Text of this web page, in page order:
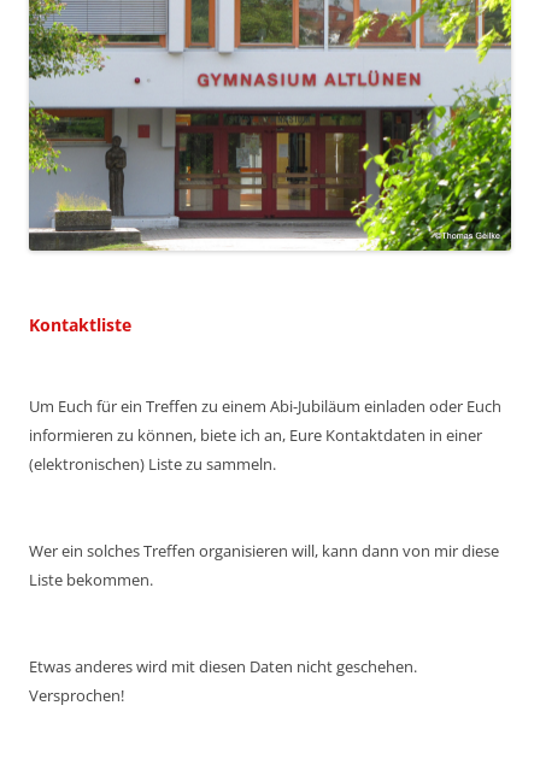
Kontaktliste
Um Euch für ein Treffen zu einem Abi-Jubiläum einladen oder Euch
informieren zu können, biete ich an, Eure Kontaktdaten in einer
(elektronischen) Liste zu sammeln.
Wer ein solches Treffen organisieren will, kann dann von mir diese
Liste bekommen.
Etwas anderes wird mit diesen Daten nicht geschehen.
Versprochen!